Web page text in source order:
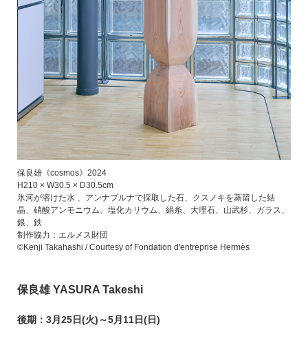
保良雄《cosmos》2024
H210 × W30.5 × D30.5cm
氷河が溶けた水 、アンナプルナで採取した石、クスノキを蒸留した結
晶、硝酸アンモニウム、塩化カリウム、絹糸、大理石、山武杉、ガラス、
銀、鉄
制作協力：エルメス財団
©Kenji Takahashi / Courtesy of Fondation d'entreprise Hermès
保良雄 YASURA Takeshi
後期：3月25日(火)～5月11日(日)